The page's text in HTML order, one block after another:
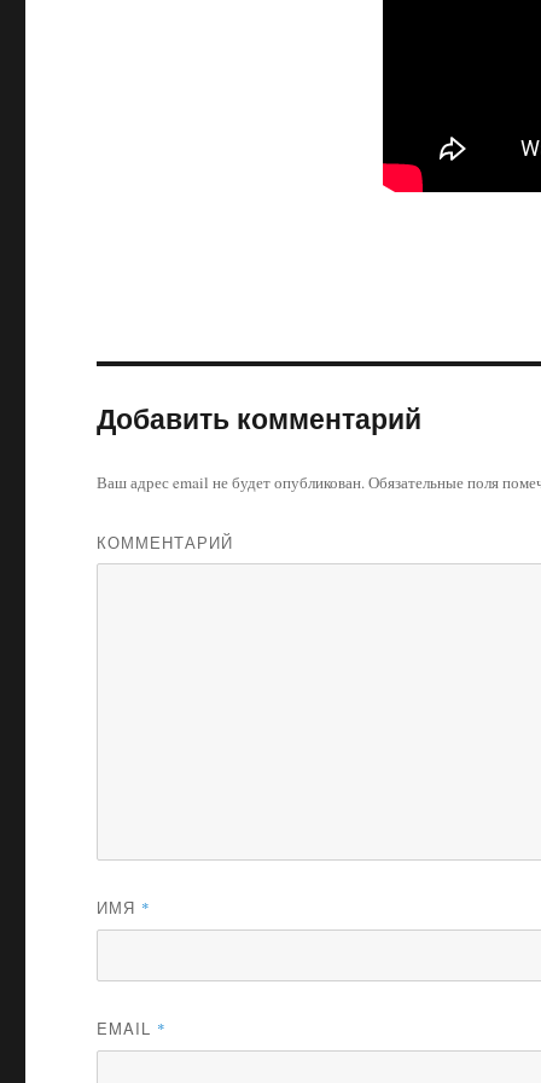
Добавить комментарий
Ваш адрес email не будет опубликован.Обязательные поля
КОММЕНТАРИЙ
ИМЯ *
EMAIL *